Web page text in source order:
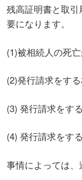
残高証明書と取
要になります。
(1)被相続人の死
(2)発行請求をす
(3) 発行請求をす
(4) 発行請求をす
事情によっては、